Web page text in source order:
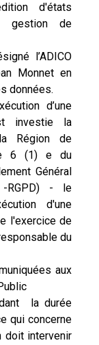
d'états
gestion de
l’ADICO
Monnet en
données.
d’une
investie la
Région de
6 (1) e du
Général
RGPD) - le
d'une
l'exercice de
du
aux
la durée
qui concerne
doit intervenir